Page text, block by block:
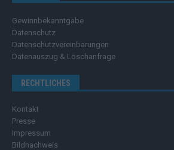
Gewinnbekanntgabe
Datenschutz
Datenschutzvereinbarungen
Datenauszug & Löschanfrage
RECHTLICHES
Kontakt
Presse
Impressum
Bildnachweis